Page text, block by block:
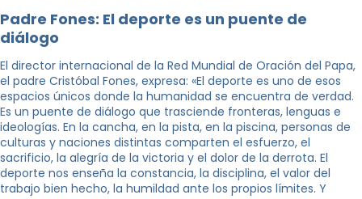
Padre Fones: El deporte es un puente de
diálogo
El director internacional de la Red Mundial de Oración del Papa,
el padre Cristóbal Fones, expresa: «El deporte es uno de esos
espacios únicos donde la humanidad se encuentra de verdad.
Es un puente de diálogo que trasciende fronteras, lenguas e
ideologías. En la cancha, en la pista, en la piscina, personas de
culturas y naciones distintas comparten el esfuerzo, el
sacrificio, la alegría de la victoria y el dolor de la derrota. El
deporte nos enseña la constancia, la disciplina, el valor del
trabajo bien hecho, la humildad ante los propios límites. Y